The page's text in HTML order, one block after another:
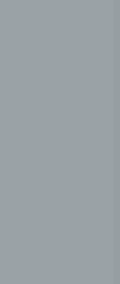
oder
dem für die
Speicherung,
Verwendung,
Form der